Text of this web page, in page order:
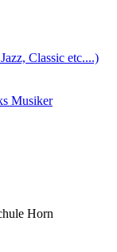
Classic etc....)
Musiker
Horn